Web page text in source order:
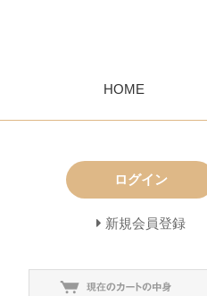
HOME
ログイン
新規会員登録